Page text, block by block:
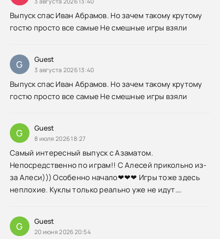
Выпуск спас Иван Абрамов. Но зачем такому крутому
гостю просто все самые Не смешные игры взяли
G Guest
3 августа 2026 13:40
Выпуск спас Иван Абрамов. Но зачем такому крутому
гостю просто все самые Не смешные игры взяли
G Guest
8 июля 2026 18:27
Самый интересный выпуск с Азаматом.
Непосредственно по играм!! С Алесей прикольно из-
за Алеси))) Особенно начало❤❤❤ Игры тоже здесь
неплохие. Куклы только реально уже не идут….
G Guest
20 июня 2026 20:54